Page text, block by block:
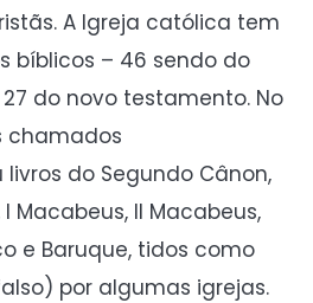
A Igreja católica tem
bíblicos – 46 sendo do
do novo testamento. No
chamados
do Segundo Cânon,
Macabeus, II Macabeus,
e Baruque, tidos como
por algumas igrejas.